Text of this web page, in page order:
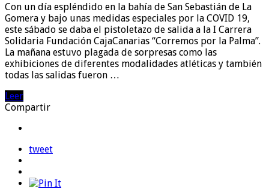
Con un día espléndido en la bahía de San Sebastián de La
Gomera y bajo unas medidas especiales por la COVID 19,
este sábado se daba el pistoletazo de salida a la I Carrera
Solidaria Fundación CajaCanarias “Corremos por la Palma”.
La mañana estuvo plagada de sorpresas como las
exhibiciones de diferentes modalidades atléticas y también
todas las salidas fueron …
Leer
Compartir
tweet